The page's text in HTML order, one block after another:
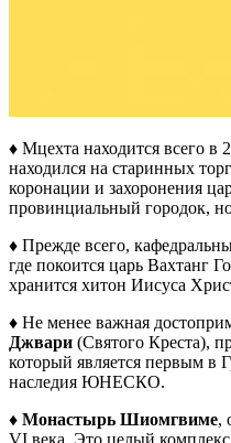
♦ Мцехта находится всего в
находился на старинных
коронации и захоронения
провинциальный городок, но
♦ Прежде всего,
где покоится царь Вахтанг
хранится хитон Иисуса
♦ Не менее важная
Джвари (Святого Креста),
который является первым в
наследия ЮНЕСКО.
♦ Монастырь Шиомгвиме,
VI века. Это целый